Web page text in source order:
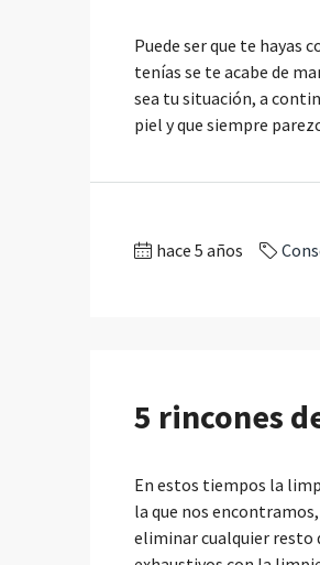
Puede ser que te hayas
tenías se te acabe de
sea tu situación, a
piel y que siempre
hace 5 años
5 rincones
En estos tiempos la
la que nos
eliminar cualquier resto